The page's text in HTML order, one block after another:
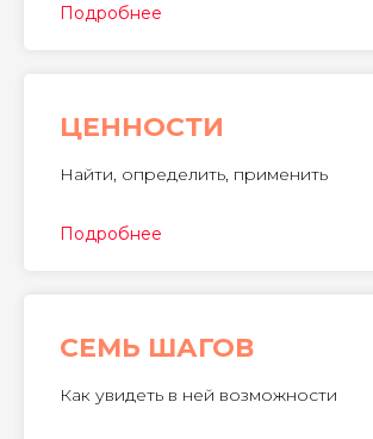
Подробнее
ЦЕННОСТИ
Найти, определить, применить
Подробнее
СЕМЬ ШАГОВ
Как увидеть в ней возможности